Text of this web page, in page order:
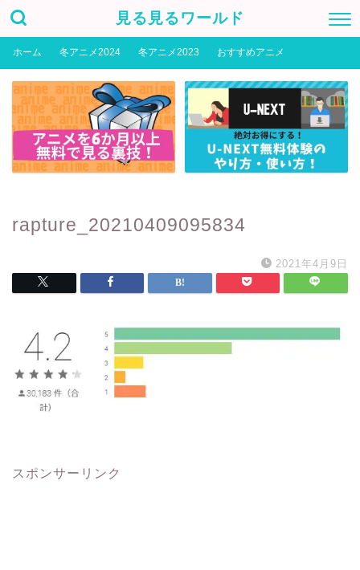
見る見るワールド
ホーム 冬アニメ2024 冬アニメ2023 おすすめアニメ
rapture_20210409095834
2021年4月9日
スポンサーリンク